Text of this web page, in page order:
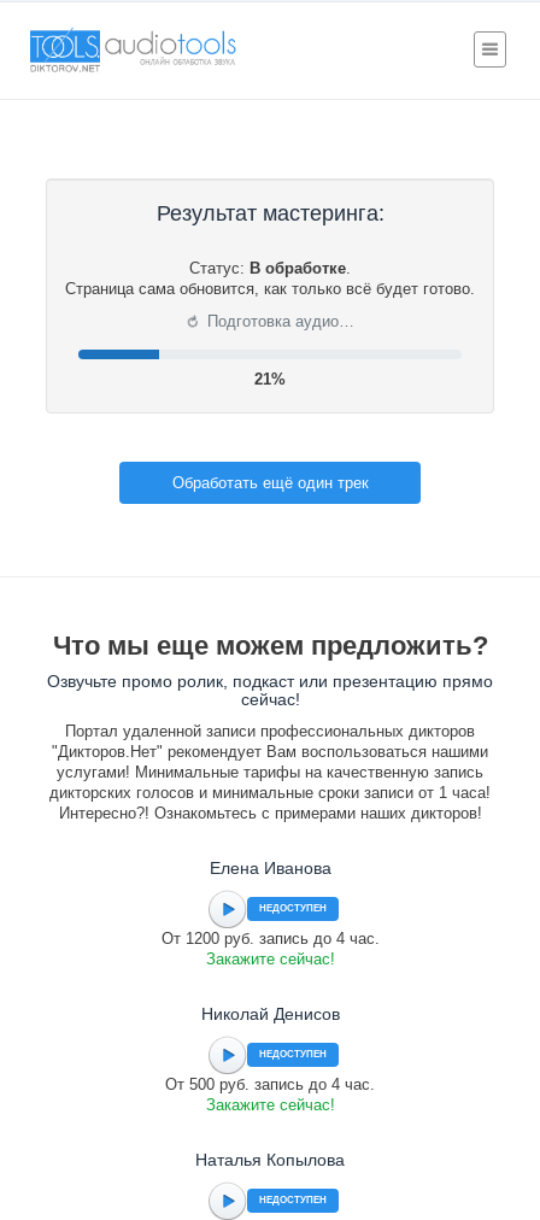
Результат мастеринга:
Статус: В обработке.
Страница сама обновится, как только всё будет готово.
⟳ Подготовка аудио…
22%
Обработать ещё один трек
Что мы еще можем предложить?
Озвучьте промо ролик, подкаст или презентацию прямо
сейчас!
Портал удаленной записи профессиональных дикторов
"Дикторов.Нет" рекомендует Вам воспользоваться нашими
услугами! Минимальные тарифы на качественную запись
дикторских голосов и минимальные сроки записи от 1 часа!
Интересно?! Ознакомьтесь с примерами наших дикторов!
Елена Иванова
НЕДОСТУПЕН
От 1200 руб. запись до 4 час.
Закажите сейчас!
Николай Денисов
НЕДОСТУПЕН
От 500 руб. запись до 4 час.
Закажите сейчас!
Наталья Копылова
НЕДОСТУПЕН